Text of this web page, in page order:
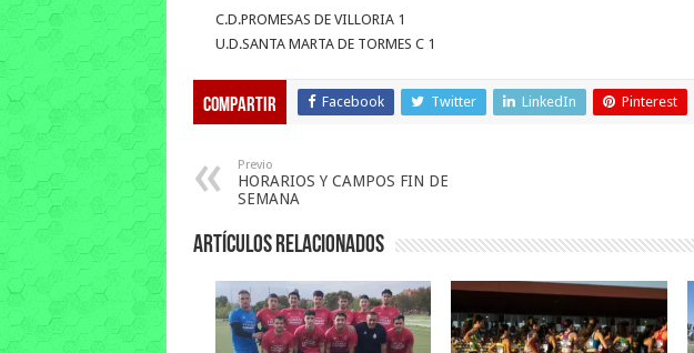
C.D.PROMESAS DE VILLORIA 1
U.D.SANTA MARTA DE TORMES C 1
Compartir Facebook Twitter LinkedIn Pinterest
Previo
HORARIOS Y CAMPOS FIN DE
SEMANA
Artículos relacionados